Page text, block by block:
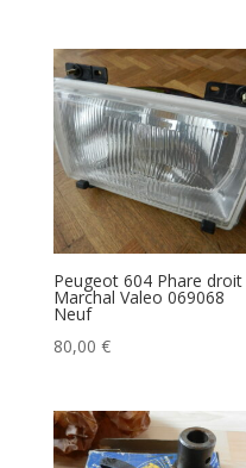
Peugeot 604 Phare droit
Marchal Valeo 069068
Neuf
80,00 €